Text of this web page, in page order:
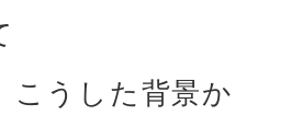
こうした背景か